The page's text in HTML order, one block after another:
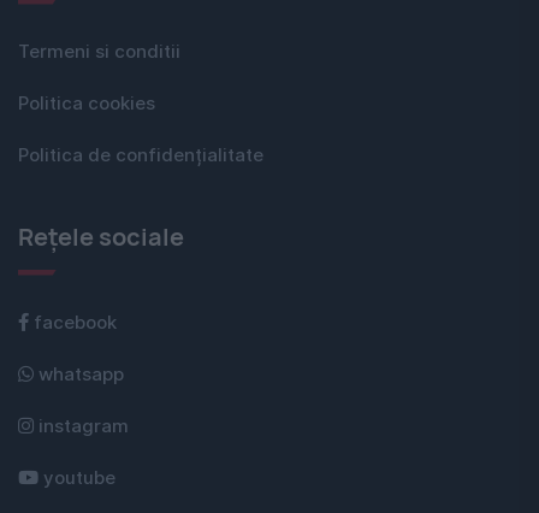
Termeni si conditii
Politica cookies
Politica de confidențialitate
Rețele sociale
facebook
whatsapp
instagram
youtube